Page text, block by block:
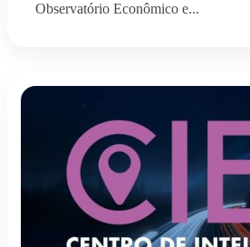
Observatório Econômico e...